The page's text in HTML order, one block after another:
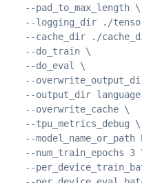
  --pad_to_max_length \
--logging_dir ./
--cache_dir ./
  --do_train \
  --do_eval \
--
--output_dir
  --overwrite_cache \
  --tpu_metrics_debug \
--model_name_or_path
--num_train_epochs 3
--